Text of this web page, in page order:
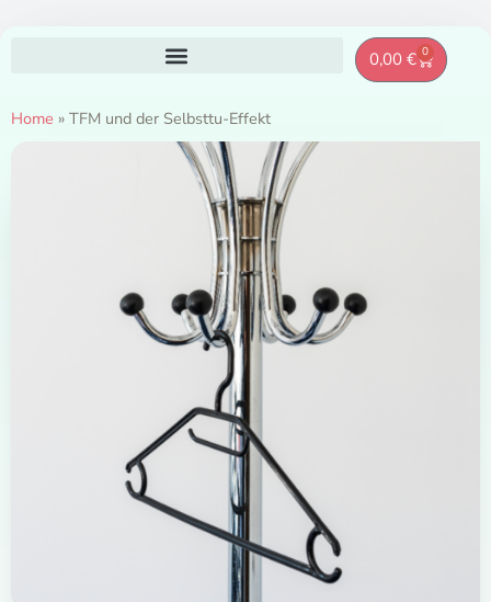
0,00 € 0
Home » TFM und der Selbsttu-Effekt